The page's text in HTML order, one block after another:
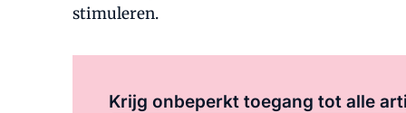
stimuleren.
Krijg onbeperkt toegang tot alle